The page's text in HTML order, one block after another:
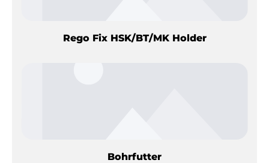
Rego Fix HSK/BT/MK Holder
Bohrfutter